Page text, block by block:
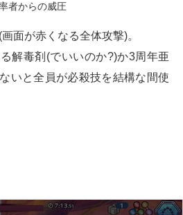
者からの威圧
面が赤くなる全体攻撃)。
解毒剤(でいいのか?)か3周年亜
いと全員が必殺技を結構な間使